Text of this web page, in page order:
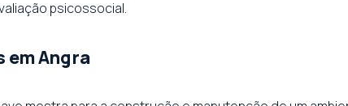
psicossocial.
em Angra